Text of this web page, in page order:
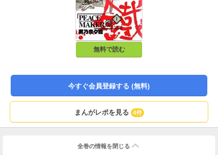
無料で読む
今すぐ会員登録する (無料)
まんがレポを見る 4件
全巻の情報を 閉じる